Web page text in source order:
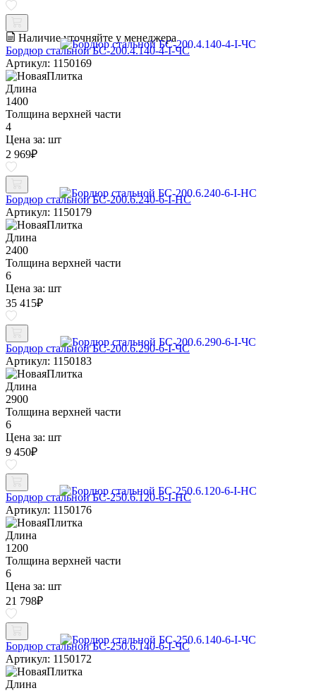
Наличие уточняйте у менеджера
Бордюр стальной БС-200.4.140-4-I-ЧС
Артикул: 1150169
Длина
1400
Толщина верхней части
4
Цена за: шт
2 969₽
Бордюр стальной БС-200.6.240-6-I-НС
Артикул: 1150179
Длина
2400
Толщина верхней части
6
Цена за: шт
35 415₽
Бордюр стальной БС-200.6.290-6-I-ЧС
Артикул: 1150183
Длина
2900
Толщина верхней части
6
Цена за: шт
9 450₽
Бордюр стальной БС-250.6.120-6-I-НС
Артикул: 1150176
Длина
1200
Толщина верхней части
6
Цена за: шт
21 798₽
Бордюр стальной БС-250.6.140-6-I-ЧС
Артикул: 1150172
Длина